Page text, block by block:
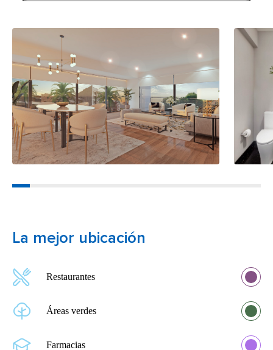
La mejor ubicación
Restaurantes
Áreas verdes
Farmacias